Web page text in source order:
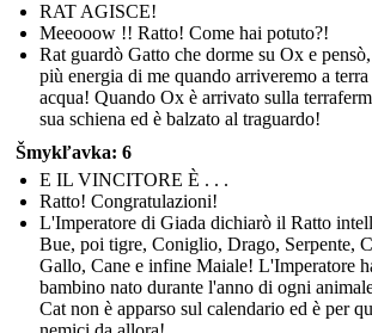
RAT AGISCE!
Meeooow !! Ratto! Come hai potuto?!
Rat guardò Gatto che dorme su Ox e
più energia di me quando arriveremo a
acqua! Quando Ox è arrivato sulla
sua schiena ed è balzato al traguardo!
Šmykľavka: 6
E IL VINCITORE È . . .
Ratto! Congratulazioni!
L'Imperatore di Giada dichiarò il Ratto
Bue, poi tigre, Coniglio, Drago, Serpente,
Gallo, Cane e infine Maiale! L'Imperatore
bambino nato durante l'anno di ogni
Cat non è apparso sul calendario ed è per